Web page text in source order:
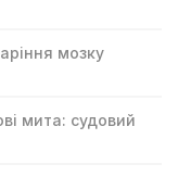
мозку
мита: судовий